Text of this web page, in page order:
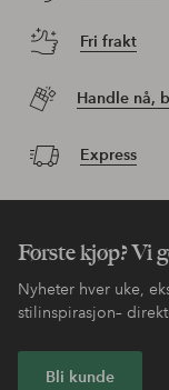
Fri frakt
Handle nå,
Express
Første kjøp? Vi
Nyheter hver uke,
stilinspirasjon–
Bli kunde